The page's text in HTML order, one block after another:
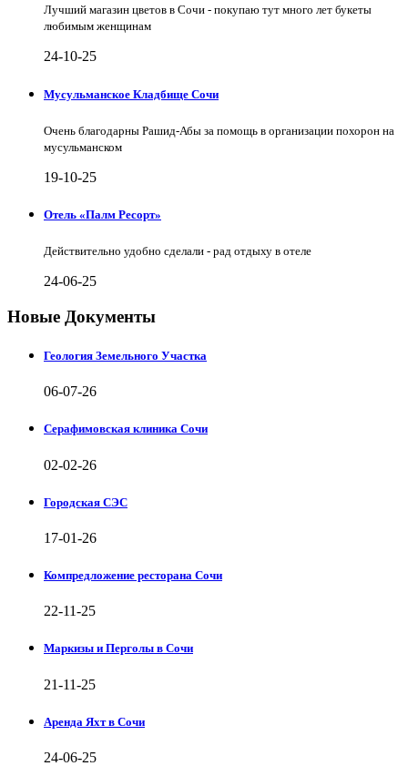
Лучший магазин цветов в Сочи - покупаю тут много лет букеты
любимым женщинам
24-10-25
Мусульманское Кладбище Сочи
Очень благодарны Рашид-Абы за помощь в организации похорон на
мусульманском
19-10-25
Отель «Палм Ресорт»
Действительно удобно сделали - рад отдыху в отеле
24-06-25
Новые Документы
Геология Земельного Участка
06-07-26
Серафимовская клиника Сочи
02-02-26
Городская СЭС
17-01-26
Компредложение ресторана Сочи
22-11-25
Маркизы и Перголы в Сочи
21-11-25
Аренда Яхт в Сочи
24-06-25